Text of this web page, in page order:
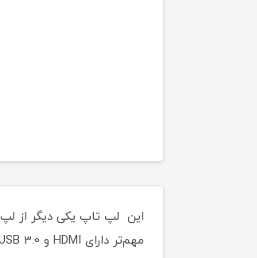
این لپ تاپ یکی دیگر از